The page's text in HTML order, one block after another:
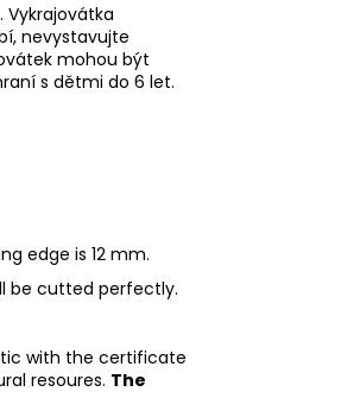
Vykrajovátka
nevystavujte
mohou být
s dětmi do 6 let.
edge is 12 mm.
be cutted perfectly.
with the certificate
resoures. The